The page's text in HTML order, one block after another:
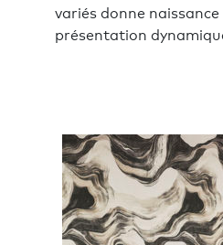
variés donne naissance
présentation